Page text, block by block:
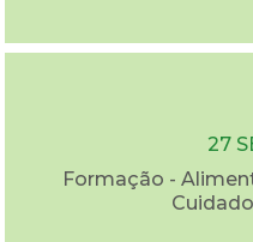
27
Formação -